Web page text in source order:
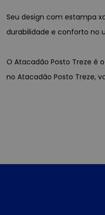
Seu design com estampa
durabilidade e conforto no
O Atacadão Posto Treze é
no Atacadão Posto Treze,